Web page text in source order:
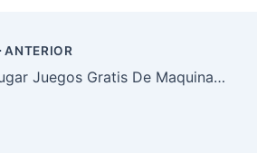
ANTERIOR
Jugar Juegos Gratis De Maquinas Tragamonedas Nuevas Con Bonus